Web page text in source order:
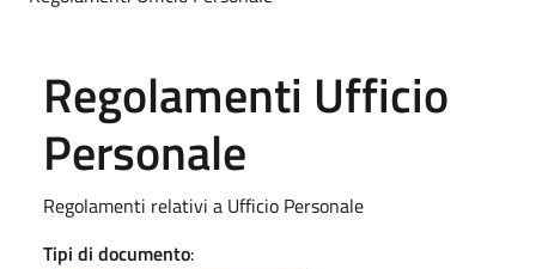
Regolamenti Ufficio
Personale
Regolamenti relativi a Ufficio Personale
Tipi di documento: